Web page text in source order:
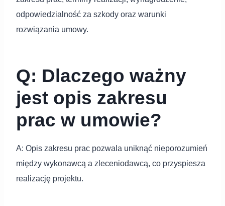
odpowiedzialność za szkody oraz warunki
rozwiązania umowy.
Q: Dlaczego ważny
jest opis zakresu
prac w umowie?
A: Opis zakresu prac pozwala uniknąć nieporozumień
między wykonawcą a zleceniodawcą, co przyspiesza
realizację projektu.